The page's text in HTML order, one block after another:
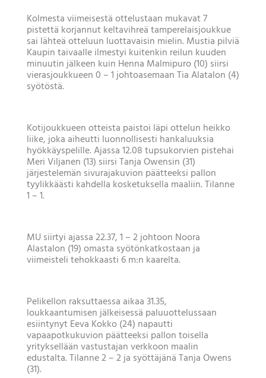
Kolmesta viimeisestä ottelustaan mukavat 7
pistettä korjannut keltavihreä tamperelaisjoukkue
sai lähteä otteluun luottavaisin mielin. Mustia pilviä
Kaupin taivaalle ilmestyi kuitenkin reilun kuuden
minuutin jälkeen kuin Henna Malmipuro (10) siirsi
vierasjoukkueen 0 – 1 johtoasemaan Tia Alatalon (4)
syötöstä.
Kotijoukkueen otteista paistoi läpi ottelun heikko
liike, joka aiheutti luonnollisesti hankaluuksia
hyökkäyspelille. Ajassa 12.08 tupsukorvien pistehai
Meri Viljanen (13) siirsi Tanja Owensin (31)
järjestelemän sivurajakuvion päätteeksi pallon
tyylikkäästi kahdella kosketuksella maaliin. Tilanne
1 – 1.
MU siirtyi ajassa 22.37, 1 – 2 johtoon Noora
Alastalon (19) omasta syötönkatkostaan ja
viimeisteli tehokkaasti 6 m:n kaarelta.
Pelikellon raksuttaessa aikaa 31.35,
loukkaantumisen jälkeisessä paluuottelussaan
esiintynyt Eeva Kokko (24) napautti
vapaapotkukuvion päätteeksi pallon toisella
yrityksellään vastustajan verkkoon maalin
edustalta. Tilanne 2 – 2 ja syöttäjänä Tanja Owens
(31).